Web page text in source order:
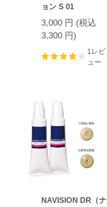
ョン S 01
3,000 円 (税込
3,300 円)
1レビ
ュー
NAVISION DR（ナ